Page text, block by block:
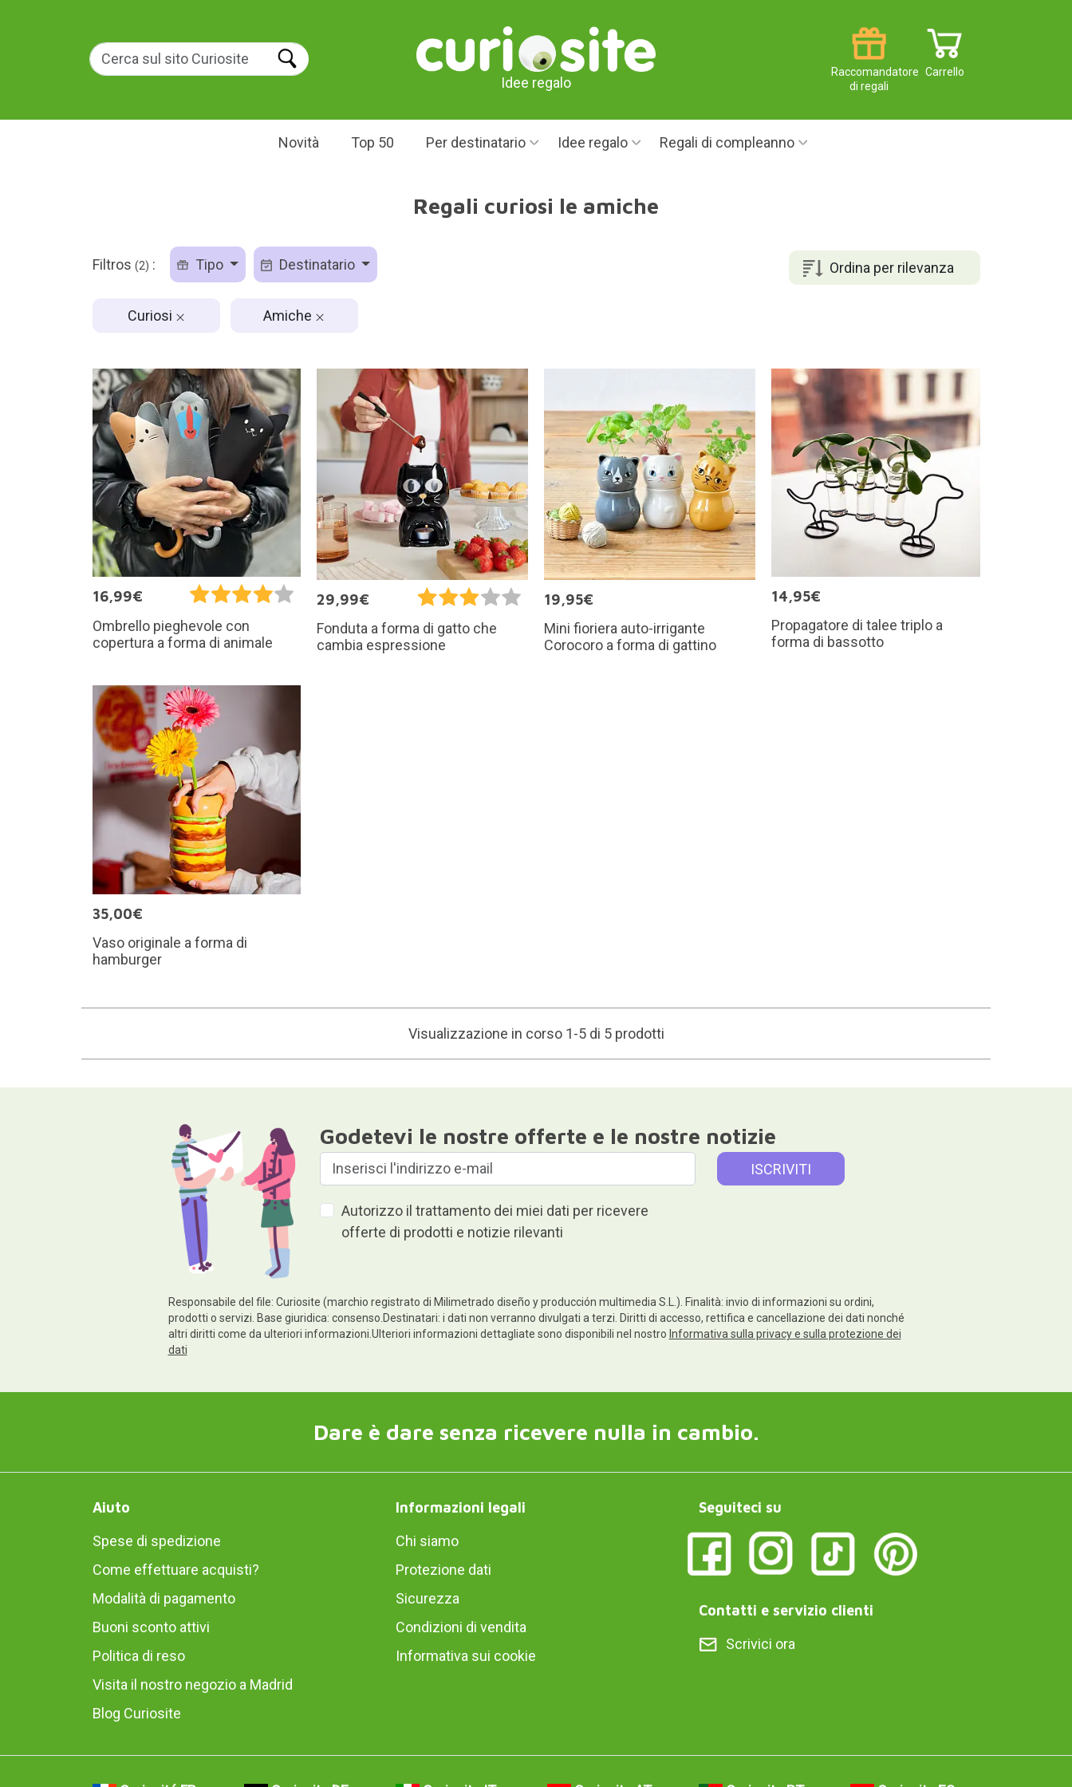
Idee regalo
Carrello
Raccomandatore
di regali
Novità Top 50 Per destinatario Idee regalo Regali di compleanno
Regali curiosi le amiche
Ordina per rilevanza
Filtros (2) : Tipo Destinatario
Curiosi Amiche
16,99€
Ombrello pieghevole con
copertura a forma di animale
29,99€
Fonduta a forma di gatto che
cambia espressione
19,95€
Mini fioriera auto-irrigante
Corocoro a forma di gattino
14,95€
Propagatore di talee triplo a
forma di bassotto
35,00€
Vaso originale a forma di
hamburger
Visualizzazione in corso 1-5 di 5 prodotti
Godetevi le nostre offerte e le nostre notizie
Autorizzo il trattamento dei miei dati per ricevere
offerte di prodotti e notizie rilevanti
Responsabile del file: Curiosite (marchio registrato di Milimetrado diseño y producción multimedia S.L.). Finalità: invio di informazioni su ordini,
prodotti o servizi. Base giuridica: consenso.Destinatari: i dati non verranno divulgati a terzi. Diritti di accesso, rettifica e cancellazione dei dati nonché
altri diritti come da ulteriori informazioni.Ulteriori informazioni dettagliate sono disponibili nel nostro Informativa sulla privacy e sulla protezione dei
dati
Dare è dare senza ricevere nulla in cambio.
Aiuto
Spese di spedizione
Come effettuare acquisti?
Modalità di pagamento
Buoni sconto attivi
Politica di reso
Visita il nostro negozio a Madrid
Blog Curiosite
Informazioni legali
Chi siamo
Protezione dati
Sicurezza
Condizioni di vendita
Informativa sui cookie
Seguiteci su
Contatti e servizio clienti
Scrivici ora